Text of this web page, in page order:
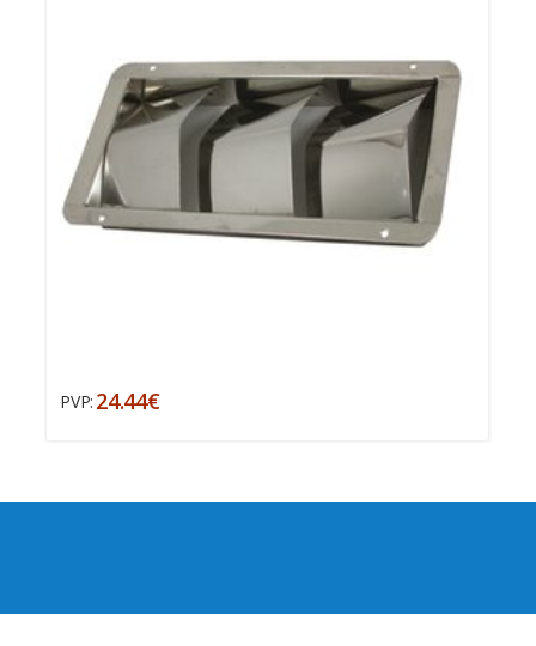
PVP: 24.44€